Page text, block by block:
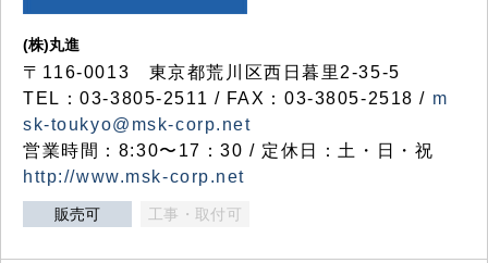
(株)丸進
〒116-0013 東京都荒川区西日暮里2-35-5
TEL：03-3805-2511 / FAX：03-3805-2518 / m
sk-toukyo@msk-corp.net
営業時間：8:30〜17：30 / 定休日：土・日・祝
http://www.msk-corp.net
販売可 工事・取付可